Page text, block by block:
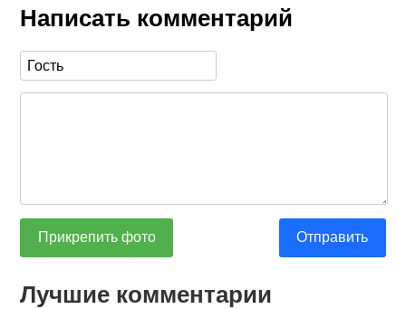
Написать комментарий
Прикрепить фото Отправить
Лучшие комментарии